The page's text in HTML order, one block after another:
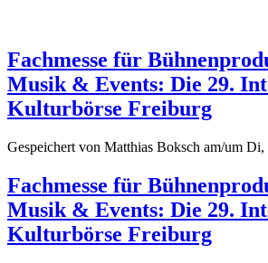
Fachmesse für
Musik & Events: Die 29.
Kulturbörse Freiburg
Gespeichert von Matthias Boksch am/um Di,
Fachmesse für
Musik & Events: Die 29.
Kulturbörse Freiburg